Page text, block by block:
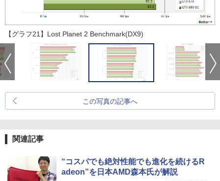
【グラフ21】Lost Planet 2 Benchmark(DX9)
この写真の記事へ
関連記事
“コスパでも絶対性能でも進化を続けるR
adeon”を日本AMD森本氏が解説